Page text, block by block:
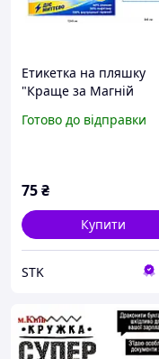
Етикетка на пляшку
"Краще за Магній
контретикетка |
Готово до відправки
75₴
Купити
STK